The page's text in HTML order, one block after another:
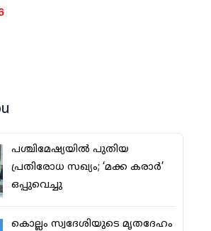
പശ്ചിമേഷ്യയില്‍ പുതിയ
പ്രതിരോധ സഖ്യം; ‘മക്ക കരാര്‍’
ഒപ്പുവെച്ചു
കൊല്ലം സ്വദേശിയുടെ മൃതദേഹം